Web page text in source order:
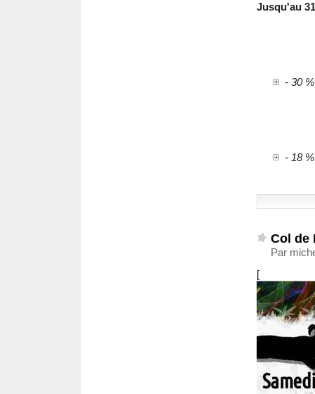
Jusqu'au
- 30
- 18
Col de
Par
[